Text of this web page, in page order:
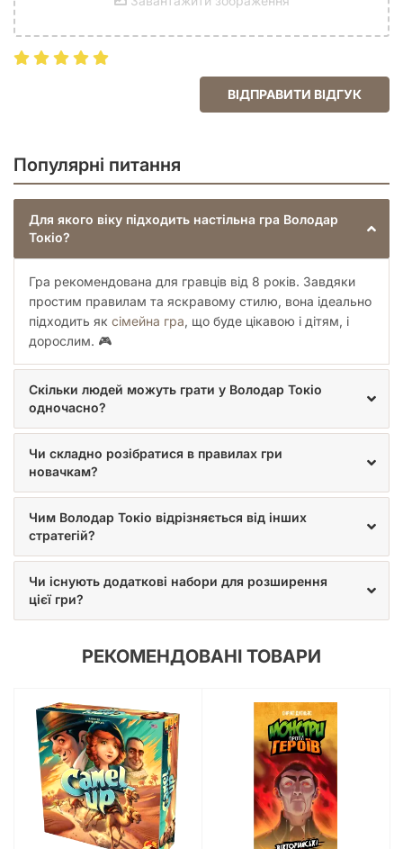
ВІДПРАВИТИ ВІДГУК
Популярні питання
Для якого віку підходить настільна гра Володар
Токіо?
Гра рекомендована для гравців від 8 років. Завдяки
простим правилам та яскравому стилю, вона ідеально
підходить як сімейна гра, що буде цікавою і дітям, і
дорослим. 🎮
Скільки людей можуть грати у Володар Токіо
одночасно?
Чи складно розібратися в правилах гри
новачкам?
Чим Володар Токіо відрізняється від інших
стратегій?
Чи існують додаткові набори для розширення
цієї гри?
РЕКОМЕНДОВАНІ ТОВАРИ